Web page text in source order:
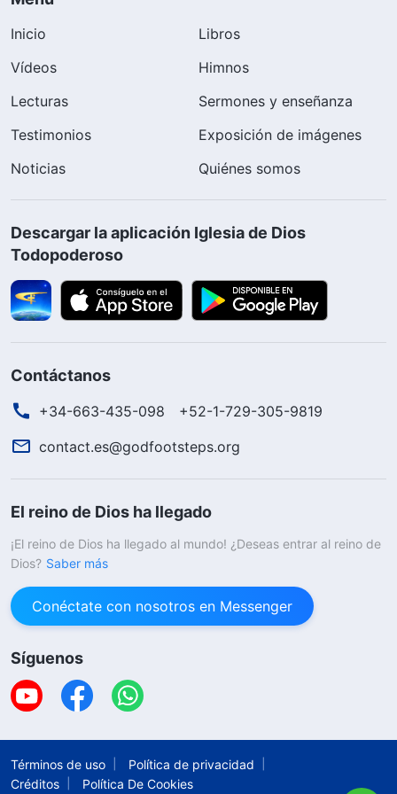
Inicio
Libros
Vídeos
Himnos
Lecturas
Sermones y enseñanza
Testimonios
Exposición de imágenes
Noticias
Quiénes somos
Descargar la aplicación Iglesia de Dios
Todopoderoso
Contáctanos
+34-663-435-098
+52-1-729-305-9819
contact.es@godfootsteps.org
El reino de Dios ha llegado
¡El reino de Dios ha llegado al mundo! ¿Deseas entrar al reino de
Dios? Saber más
Conéctate con nosotros en Messenger
Síguenos
Términos de uso
Política de privacidad
Créditos
Política De Cookies